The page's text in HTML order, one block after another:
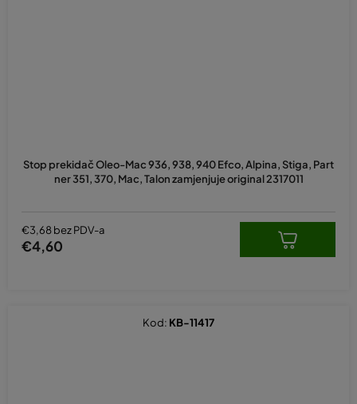
Stop prekidač Oleo-Mac 936, 938, 940 Efco, Alpina, Stiga, Part
ner 351, 370, Mac, Talon zamjenjuje original 2317011
€3,68 bez PDV-a
€4,60
Kod: KB-11417